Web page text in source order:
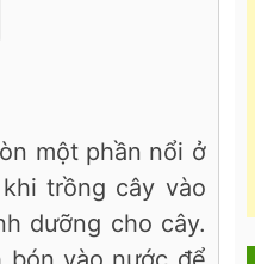
một phần nổi ở
trồng cây vào
dưỡng cho cây.